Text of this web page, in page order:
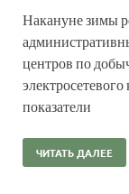
Накануне зимы
центров по
показатели
ЧИТАТЬ ДАЛЕЕ